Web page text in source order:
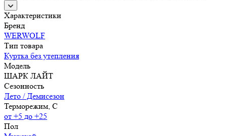
Характеристики
Бренд
WERWOLF
Тип товара
Куртка без утепления
Модель
ШАРК ЛАЙТ
Сезонность
Лето / Демисезон
Терморежим, C
от +5 до +25
Пол